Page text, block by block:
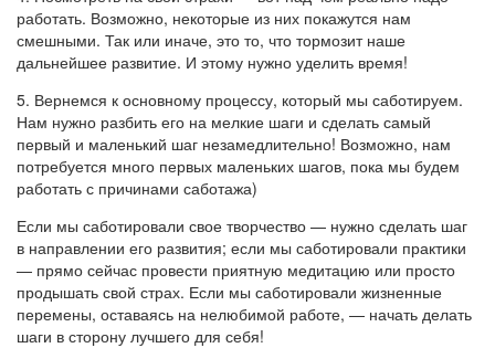
работать. Возможно, некоторые из них покажутся нам
смешными. Так или иначе, это то, что тормозит наше
дальнейшее развитие. И этому нужно уделить время!
5. Вернемся к основному процессу, который мы саботируем.
Нам нужно разбить его на мелкие шаги и сделать самый
первый и маленький шаг незамедлительно! Возможно, нам
потребуется много первых маленьких шагов, пока мы будем
работать с причинами саботажа)
Если мы саботировали свое творчество — нужно сделать шаг
в направлении его развития; если мы саботировали практики
— прямо сейчас провести приятную медитацию или просто
продышать свой страх. Если мы саботировали жизненные
перемены, оставаясь на нелюбимой работе, — начать делать
шаги в сторону лучшего для себя!